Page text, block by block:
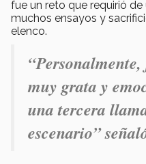
fue un reto que requirió
muchos ensayos y
elenco.
muy grata y
una tercera
escenario”